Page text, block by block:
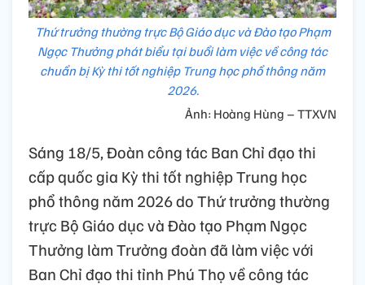
Thứ trưởng thường trực Bộ Giáo dục và Đào tạo Phạm
Ngọc Thưởng phát biểu tại buổi làm việc về công tác
chuẩn bị Kỳ thi tốt nghiệp Trung học phổ thông năm
2026.
Ảnh: Hoàng Hùng – TTXVN
Sáng 18/5, Đoàn công tác Ban Chỉ đạo thi
cấp quốc gia Kỳ thi tốt nghiệp Trung học
phổ thông năm 2026 do Thứ trưởng thường
trực Bộ Giáo dục và Đào tạo Phạm Ngọc
Thưởng làm Trưởng đoàn đã làm việc với
Ban Chỉ đạo thi tỉnh Phú Thọ về công tác